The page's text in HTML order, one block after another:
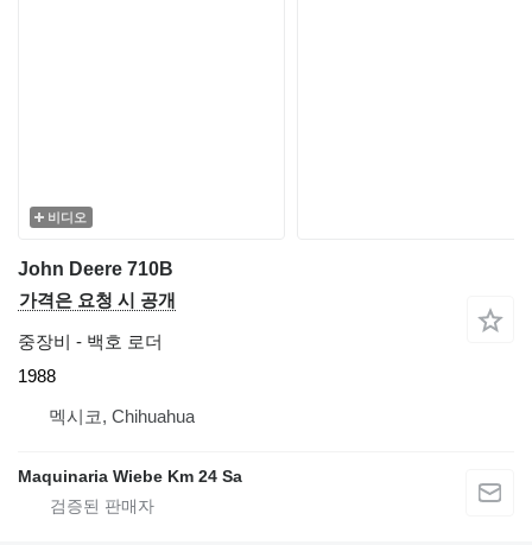
비디오
John Deere 710B
가격은 요청 시 공개
중장비 - 백호 로더
1988
멕시코, Chihuahua
Maquinaria Wiebe Km 24 Sa